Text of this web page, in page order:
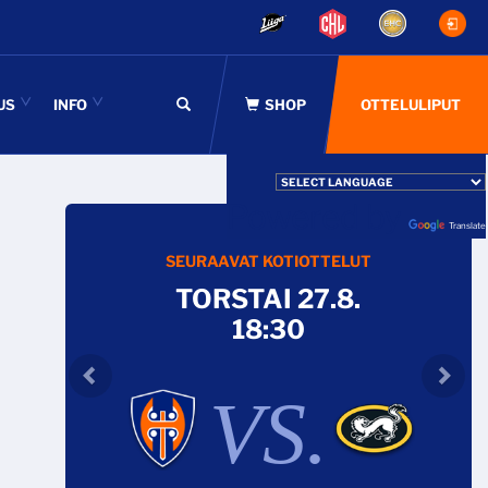
OTTELULIPUT
Translate
INFO
SEURAAVAT KOTIOTTELUT
TORSTAI 27.8.
18:30
VS.